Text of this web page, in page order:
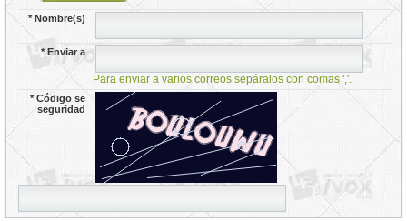
*Nombre(s)
*Enviar a
Para enviar a varios correos sepáralos con comas ','.
*Código se
seguridad